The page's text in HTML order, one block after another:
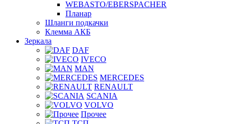
WEBASTO/EBERSPACHER
Планар
Шланги подкачки
Клемма АКБ
Зеркала
DAF
IVECO
MAN
MERCEDES
RENAULT
SCANIA
VOLVO
Прочее